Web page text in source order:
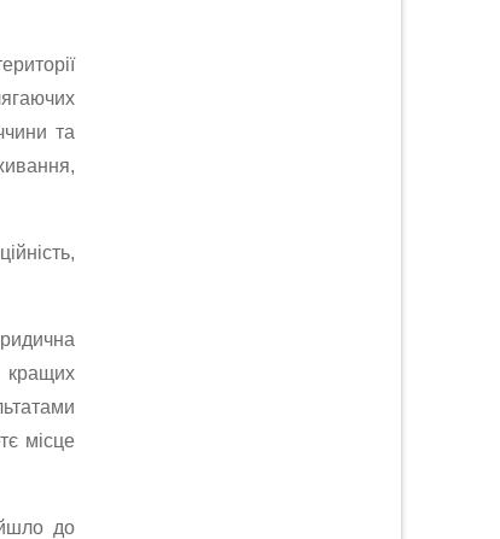
та
місце
до